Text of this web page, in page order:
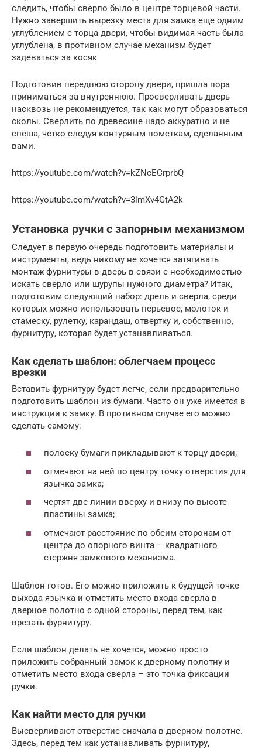
следить, чтобы сверло было в центре торцевой части.
Нужно завершить вырезку места для замка еще одним
углублением с торца двери, чтобы видимая часть была
углублена, в противном случае механизм будет
задеваться за косяк
Подготовив переднюю сторону двери, пришла пора
приниматься за внутреннюю. Просверливать дверь
насквозь не рекомендуется, так как могут образоваться
сколы. Сверлить по древесине надо аккуратно и не
спеша, четко следуя контурным пометкам, сделанным
вами.
https://youtube.com/watch?v=kZNcECrprbQ
https://youtube.com/watch?v=3lmXv4GtA2k
Установка ручки с запорным механизмом
Следует в первую очередь подготовить материалы и
инструменты, ведь никому не хочется затягивать
монтаж фурнитуры в дверь в связи с необходимостью
искать сверло или шурупы нужного диаметра? Итак,
подготовим следующий набор: дрель и сверла, среди
которых можно использовать перьевое, молоток и
стамеску, рулетку, карандаш, отвертку и, собственно,
фурнитуру, которая будет устанавливаться.
Как сделать шаблон: облегчаем процесс
врезки
Вставить фурнитуру будет легче, если предварительно
подготовить шаблон из бумаги. Часто он уже имеется в
инструкции к замку. В противном случае его можно
сделать самому:
полоску бумаги прикладывают к торцу двери;
отмечают на ней по центру точку отверстия для
язычка замка;
чертят две линии вверху и внизу по высоте
пластины замка;
отмечают расстояние по обеим сторонам от
центра до опорного винта – квадратного
стержня замкового механизма.
Шаблон готов. Его можно приложить к будущей точке
выхода язычка и отметить место входа сверла в
дверное полотно с одной стороны, перед тем, как
врезать фурнитуру.
Если шаблон делать не хочется, можно просто
приложить собранный замок к дверному полотну и
отметить место входа сверла – это точка фиксации
ручки.
Как найти место для ручки
Высверливают отверстие сначала в дверном полотне.
Здесь, перед тем как устанавливать фурнитуру,